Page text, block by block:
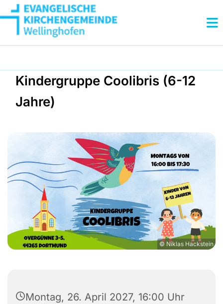
Kindergruppe Coolibris (6-12
Jahre)
© Niklas Hackstein
Montag, 26. April 2027, 16:00 Uhr